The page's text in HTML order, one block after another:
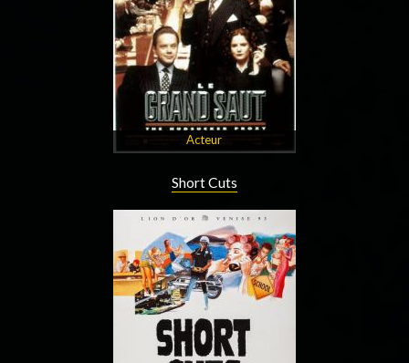
Acteur
Short Cuts